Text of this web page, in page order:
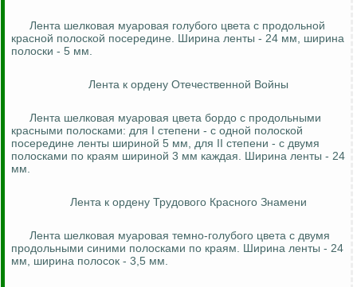
Лента шелковая муаровая голубого цвета с продольной
красной полоской посередине. Ширина ленты - 24 мм, ширина
полоски - 5 мм.
Лента к ордену Отечественной Войны
Лента шелковая муаровая цвета бордо с продольными
красными полосками: для I степени - с одной полоской
посередине ленты шириной 5 мм, для II степени - с двумя
полосками по краям шириной 3 мм каждая. Ширина ленты - 24
мм.
Лента к ордену Трудового Красного Знамени
Лента шелковая муаровая темно-голубого цвета с двумя
продольными синими полосками по краям. Ширина ленты - 24
мм, ширина полосок - 3,5 мм.